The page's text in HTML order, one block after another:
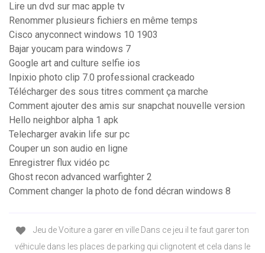
Lire un dvd sur mac apple tv
Renommer plusieurs fichiers en même temps
Cisco anyconnect windows 10 1903
Bajar youcam para windows 7
Google art and culture selfie ios
Inpixio photo clip 7.0 professional crackeado
Télécharger des sous titres comment ça marche
Comment ajouter des amis sur snapchat nouvelle version
Hello neighbor alpha 1 apk
Telecharger avakin life sur pc
Couper un son audio en ligne
Enregistrer flux vidéo pc
Ghost recon advanced warfighter 2
Comment changer la photo de fond décran windows 8
Jeu de Voiture a garer en ville Dans ce jeu il te faut garer ton
véhicule dans les places de parking qui clignotent et cela dans le